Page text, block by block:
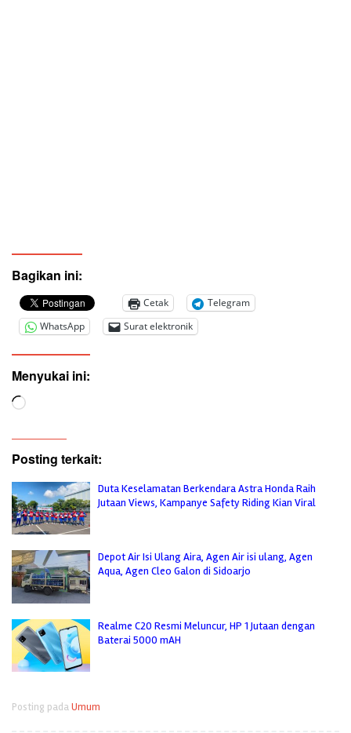
Bagikan ini:
Cetak
Telegram
WhatsApp
Surat elektronik
Menyukai ini:
Memuat...
Posting terkait:
Duta Keselamatan Berkendara Astra Honda Raih
Jutaan Views, Kampanye Safety Riding Kian Viral
Depot Air Isi Ulang Aira, Agen Air isi ulang, Agen
Aqua, Agen Cleo Galon di Sidoarjo
Realme C20 Resmi Meluncur, HP 1 Jutaan dengan
Baterai 5000 mAH
Posting padaUmum